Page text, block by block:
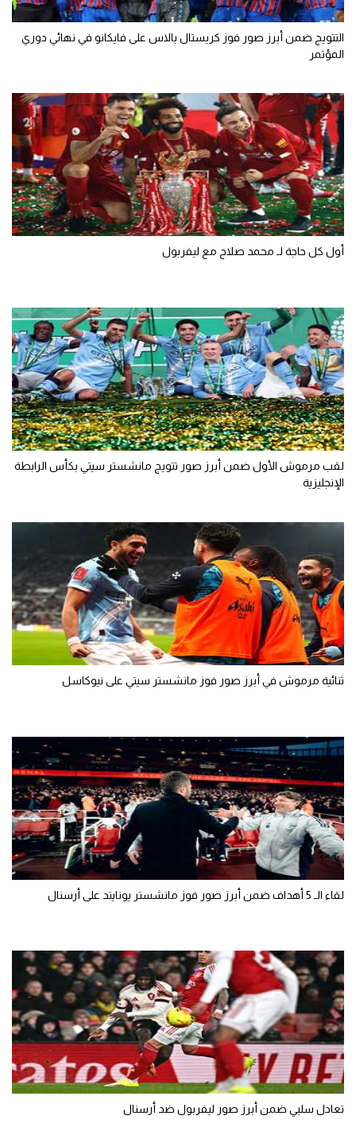
تحقيق في الجول
تقرير في الجول
حكايات في الجول
كويز في الجول
فيديو في الجول
التتويج ضمن أبرز صور فوز كريستال بالاس على فايكانو في نهائي دوري
المؤتمر
أول كل حاجة لـ محمد صلاح مع ليفربول
لقب مرموش الأول ضمن أبرز صور تتويج مانشستر سيتي بكأس الرابطة
الإنجليزية
ثنائية مرموش في أبرز صور فوز مانشستر سيتي على نيوكاسل
لقاء الـ 5 أهداف ضمن أبرز صور فوز مانشستر يونايتد على أرسنال
تعادل سلبي ضمن أبرز صور ليفربول ضد أرسنال